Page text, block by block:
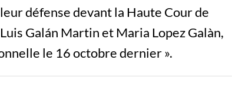
défense devant la Haute Cour de
Galán Martin et Maria Lopez Galàn,
le 16 octobre dernier ».